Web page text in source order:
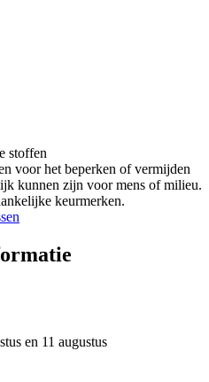
stoffen
voor het beperken of vermijden
kunnen zijn voor mens of milieu.
keurmerken.
en 11 augustus